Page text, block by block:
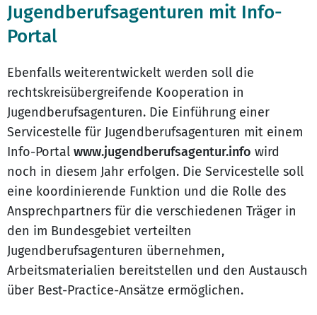
Jugendberufsagenturen mit Info-
Portal
Ebenfalls weiterentwickelt werden soll die
rechtskreisübergreifende Kooperation in
Jugendberufsagenturen. Die Einführung einer
Servicestelle für Jugendberufsagenturen mit einem
Info-Portal www.jugendberufsagentur.info wird
noch in diesem Jahr erfolgen. Die Servicestelle soll
eine koordinierende Funktion und die Rolle des
Ansprechpartners für die verschiedenen Träger in
den im Bundesgebiet verteilten
Jugendberufsagenturen übernehmen,
Arbeitsmaterialien bereitstellen und den Austausch
über Best-Practice-Ansätze ermöglichen.